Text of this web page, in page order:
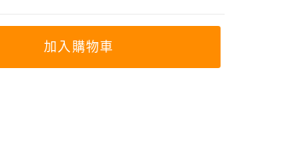
加入購物車